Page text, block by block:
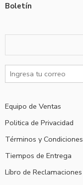
Boletín
Equipo de Ventas
Politica de Privacidad
Términos y Condiciones
Tiempos de Entrega
Líbro de Reclamaciones